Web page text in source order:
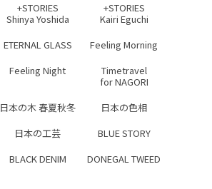
+STORIES
Shinya Yoshida
+STORIES
Kairi Eguchi
ETERNAL GLASS
Feeling Morning
Feeling Night
Timetravel
for NAGORI
日本の木 春夏秋冬
日本の色相
日本の工芸
BLUE STORY
BLACK DENIM DONEGAL TWEED